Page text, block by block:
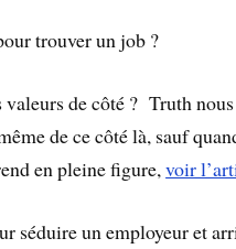
trouver un job ?
valeurs de côté ? Truth
de ce côté là, sauf
en pleine figure,voir
séduire un employeur et